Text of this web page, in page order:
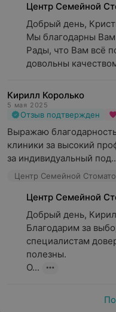
Центр Семейной
Добрый день,
Мы благодарны Вам
Рады, что Вам всё
довольны
Кирилл Королько
5 мая 2025
Отзыв подтвержден
Выражаю
клиники за высокий
за индивидуальный
Центр Семейной
Центр Семейной
Добрый день,
Благодарим за
специалистам
полезны.
О...